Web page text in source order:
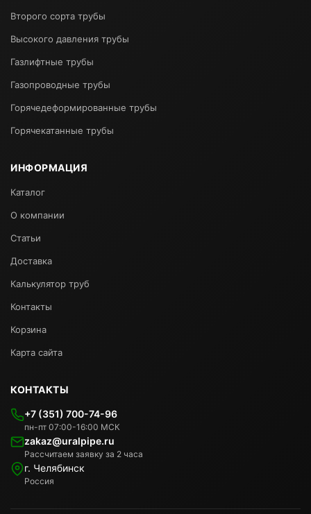
Второго сорта трубы
Высокого давления трубы
Газлифтные трубы
Газопроводные трубы
Горячедеформированные трубы
Горячекатанные трубы
ИНФОРМАЦИЯ
Каталог
О компании
Статьи
Доставка
Калькулятор труб
Контакты
Корзина
Карта сайта
КОНТАКТЫ
+7 (351) 700-74-96
пн-пт 07:00-16:00 МСК
zakaz@uralpipe.ru
Рассчитаем заявку за 2 часа
г. Челябинск
Россия